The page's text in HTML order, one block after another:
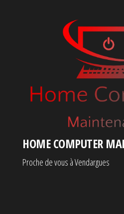
HOME COMPUTER
Proche de vous à Vendargues